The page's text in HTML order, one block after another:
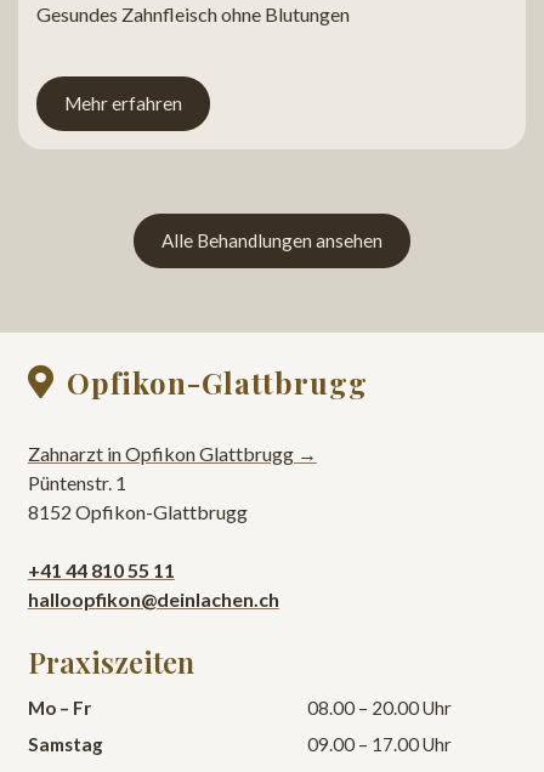
Gesundes Zahnfleisch ohne Blutungen
Mehr erfahren
Alle Behandlungen ansehen
 Opfikon-Glattbrugg
Zahnarzt in Opfikon Glattbrugg →
Püntenstr. 1
8152 Opfikon-Glattbrugg
+41 44 810 55 11
halloopfikon@deinlachen.ch
Praxiszeiten
Mo – Fr
08.00 – 20.00 Uhr
Samstag
09.00 – 17.00 Uhr